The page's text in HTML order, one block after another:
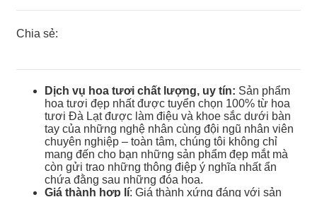
Chia sẻ:
Dịch vụ hoa tươi chất lượng, uy tín: Sản phẩm
hoa tươi đẹp nhất được tuyển chọn 100% từ hoa
tươi Đà Lạt được làm điệu và khoe sắc dưới bàn
tay của những nghệ nhân cùng đội ngũ nhân viên
chuyên nghiệp – toàn tâm, chúng tôi không chỉ
mang đến cho bạn những sản phẩm đẹp mắt mà
còn gửi trao những thông điệp ý nghĩa nhất ẩn
chứa đằng sau những đóa hoa.
Giá thành hợp lí: Giá thành xứng đáng với sản